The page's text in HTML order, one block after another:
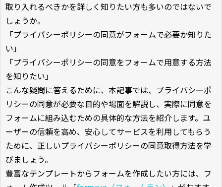
取り入れるべきかを詳しく知りたい方も多いのではないで
しょうか。
「プライバシーポリシーの同意がフォームで必要か知りた
い」
「プライバシーポリシーの同意をフォームで用意する方法
を知りたい」
こんな疑問に答えるために、本記事では、プライバシーポ
リシーの同意が必要な目的や場面を解説し、実際に同意を
フォームに組み込むための具体的な方法を紹介します。ユ
ーザーの信頼を高め、安心してサービスを利用してもらう
ために、正しいプライバシーポリシーの同意取得方法を学
びましょう。
豊富なテンプレートからフォームを作成したい方には、フ